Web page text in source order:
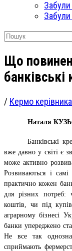
Забули
Забули
Що
банківські
/ Кермо керівника
Наталя
Банківські
вже давно у світі є
може активно
Розвиваються і
практично кожен
для різних потреб:
коштів, чи під
аграрному бізнесі
банки упереджено
Не все так
сприймають